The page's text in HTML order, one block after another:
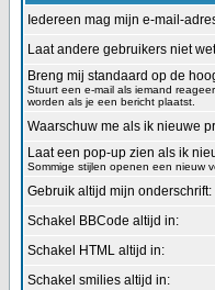
Iedereen mag mijn e-mail-
Laat andere gebruikers niet
Breng mij standaard op de
Stuurt een e-mail als iemand
worden als je een bericht plaatst.
Waarschuw me als ik nieuwe
Laat een pop-up zien als ik
Sommige stijlen openen een nieuw
Gebruik altijd mijn onderschrift:
Schakel BBCode altijd in:
Schakel HTML altijd in:
Schakel smilies altijd in: